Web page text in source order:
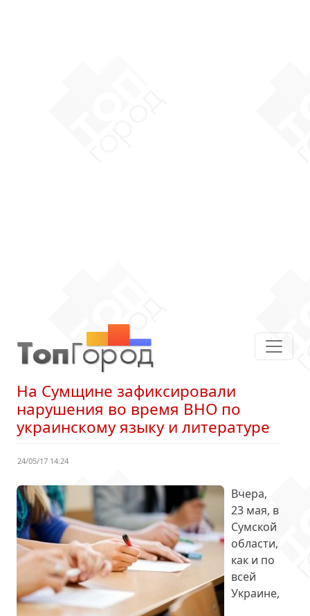
На Сумщине зафиксировали
нарушения во время ВНО по
украинскому языку и литературе
24/05/17 14:24
Вчера,
23 мая, в
Сумской
области,
как и по
всей
Украине,